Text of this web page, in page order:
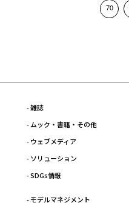
70
- 雑誌
- ムック・書籍・その他
- ウェブメディア
- ソリューション
- SDGs情報
- モデルマネジメント